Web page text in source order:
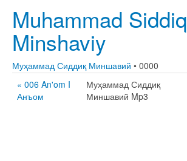
Muhammad Siddiq
Minshaviy
Муҳаммад Сиддиқ Миншавий • 0000
« 006 An'om I
Анъом
Муҳаммад Сиддиқ
Миншавий Mp3